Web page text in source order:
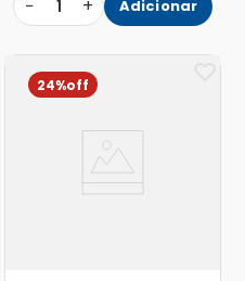
− 1 + Adicionar
24%